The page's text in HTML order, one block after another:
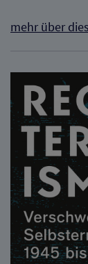
mehr über